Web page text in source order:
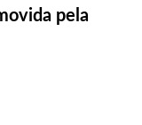
pela